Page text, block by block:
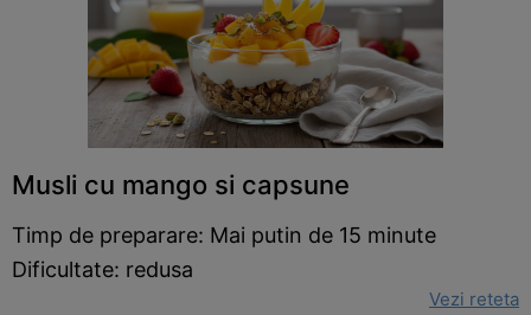
Musli cu mango si capsune
Timp de preparare: Mai putin de 15 minute
Dificultate: redusa
Vezi reteta